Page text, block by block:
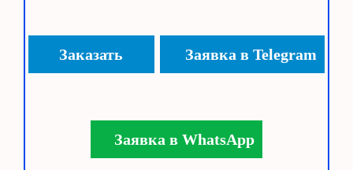
Заказать Заявка в Telegram
Заявка в WhatsApp